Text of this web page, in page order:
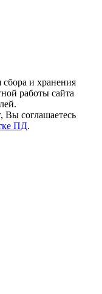
сбора и хранения
работы сайта
Вы соглашаетесь
ПД.